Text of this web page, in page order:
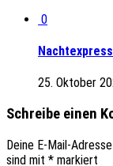
0
25. Oktober
Schreibe einen
Deine E-Mail-
sind mit * markiert